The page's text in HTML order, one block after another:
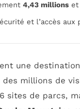
4,43 millions et
et l’accès aux
une
millions de
sites de parcs,